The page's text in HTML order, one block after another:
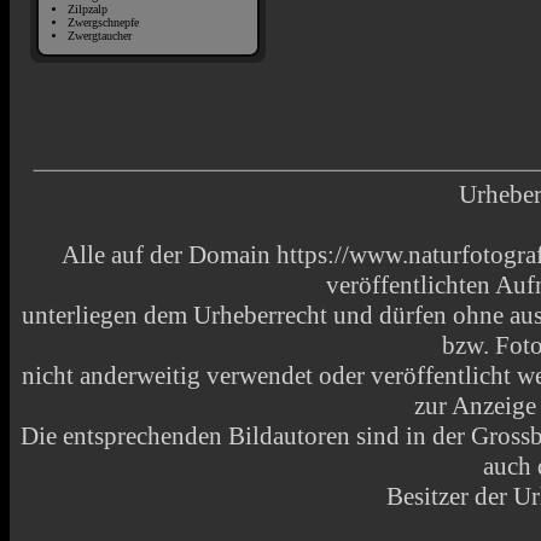
Zilpzalp
Zwergschnepfe
Zwergtaucher
Alle auf der Domain https://
veröffentlichten
unterliegen dem Urheberrecht und dürfen ohne
bzw.
nicht anderweitig verwendet oder veröffentlicht
zur
Die entsprechenden Bildautoren sind in der
auch
Besitzer der